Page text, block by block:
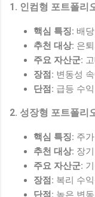
1. 인컴형 포트폴리
핵심 특징: 배
추천 대상: 은
주요 자산군:
장점: 변동성
단점: 급등 수
2. 성장형 포트폴리
핵심 특징: 주
추천 대상: 장
주요 자산군:
장점: 복리 수
단점: 높은 변